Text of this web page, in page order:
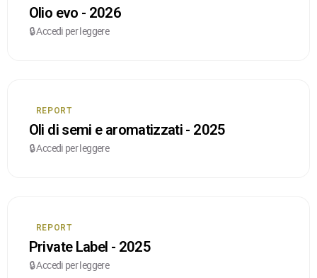
Olio evo - 2026
🔒 Accedi per leggere
REPORT
Oli di semi e aromatizzati - 2025
🔒 Accedi per leggere
REPORT
Private Label - 2025
🔒 Accedi per leggere